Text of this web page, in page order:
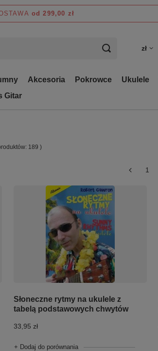
od 299,00 zł
zł
Akcesoria Pokrowce Ukulele
Gitar
189 )
1
Słoneczne rytmy na ukulele z
tabelą podstawowych chwytów
33,95 zł
+ Dodaj do porównania